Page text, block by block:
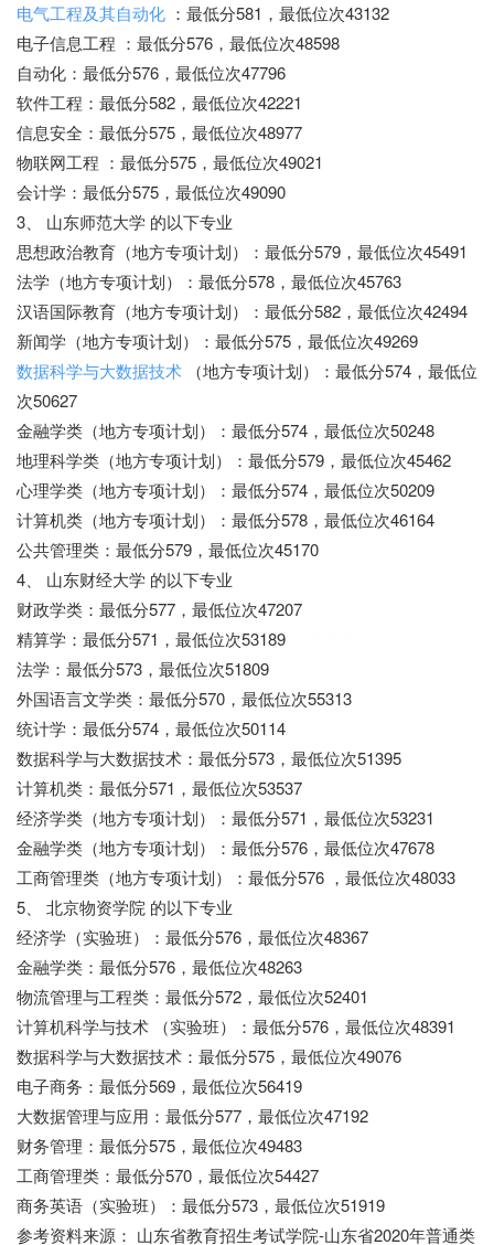
电气工程及其自动化 ：最低分581，最低位次43132
电子信息工程 ：最低分576，最低位次48598
自动化：最低分576，最低位次47796
软件工程：最低分582，最低位次42221
信息安全：最低分575，最低位次48977
物联网工程 ：最低分575，最低位次49021
会计学：最低分575，最低位次49090
3、 山东师范大学 的以下专业
思想政治教育（地方专项计划）：最低分579，最低位次45491
法学（地方专项计划）：最低分578，最低位次45763
汉语国际教育（地方专项计划）：最低分582，最低位次42494
新闻学（地方专项计划）：最低分575，最低位次49269
数据科学与大数据技术 （地方专项计划）：最低分574，最低位
次50627
金融学类（地方专项计划）：最低分574，最低位次50248
地理科学类（地方专项计划）：最低分579，最低位次45462
心理学类（地方专项计划）：最低分574，最低位次50209
计算机类（地方专项计划）：最低分578，最低位次46164
公共管理类：最低分579，最低位次45170
4、 山东财经大学 的以下专业
财政学类：最低分577，最低位次47207
精算学：最低分571，最低位次53189
法学：最低分573，最低位次51809
外国语言文学类：最低分570，最低位次55313
统计学：最低分574，最低位次50114
数据科学与大数据技术：最低分573，最低位次51395
计算机类：最低分571，最低位次53537
经济学类（地方专项计划）：最低分571，最低位次53231
金融学类（地方专项计划）：最低分576，最低位次47678
工商管理类（地方专项计划）：最低分576 ，最低位次48033
5、 北京物资学院 的以下专业
经济学（实验班）：最低分576，最低位次48367
金融学类：最低分576，最低位次48263
物流管理与工程类：最低分572，最低位次52401
计算机科学与技术 （实验班）：最低分576，最低位次48391
数据科学与大数据技术：最低分575，最低位次49076
电子商务：最低分569，最低位次56419
大数据管理与应用：最低分577，最低位次47192
财务管理：最低分575，最低位次49483
工商管理类：最低分570，最低位次54427
商务英语（实验班）：最低分573，最低位次51919
参考资料来源： 山东省教育招生考试学院-山东省2020年普通类